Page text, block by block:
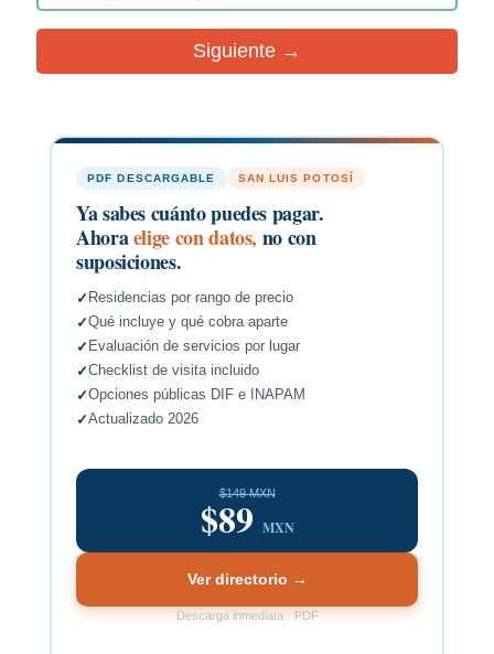
Siguiente →
PDF DESCARGABLE SAN LUIS POTOSÍ
Ya sabes cuánto puedes pagar.
Ahoraelige con datos, no con
suposiciones.
Residencias por rango de precio
Qué incluye y qué cobra aparte
Evaluación de servicios por lugar
Checklist de visita incluido
Opciones públicas DIF e INAPAM
Actualizado 2026
$149 MXN
$89 MXN
Ver directorio →
Descarga inmediata · PDF